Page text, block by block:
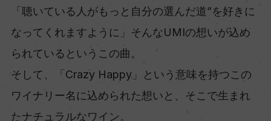
「聴いている人がもっと自分の選んだ道”を好きに
なってくれますように」そんなUMIの想いが込め
られているというこの曲。
そして、「Crazy Happy」という意味を持つこの
ワイナリー名に込められた想いと、そこで生まれ
たナチュラルなワイン。